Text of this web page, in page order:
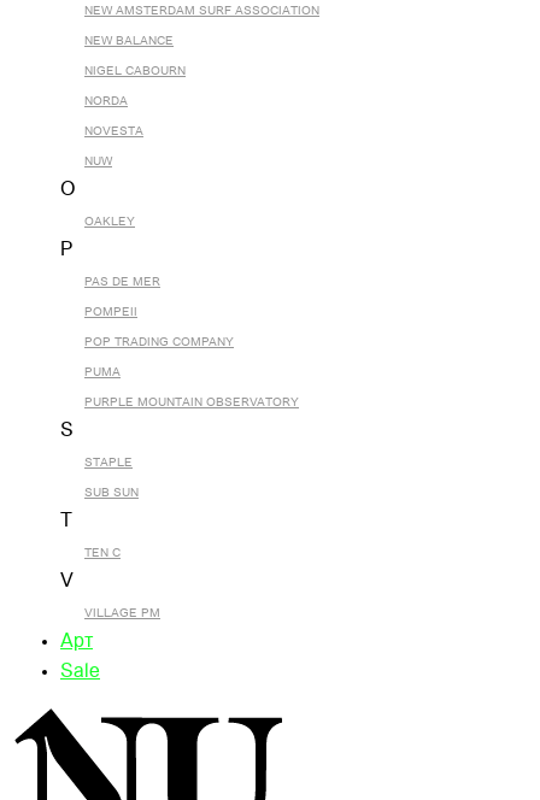
NEW AMSTERDAM SURF ASSOCIATION
NEW BALANCE
NIGEL CABOURN
NORDA
NOVESTA
NUW
O
OAKLEY
P
PAS DE MER
POMPEII
POP TRADING COMPANY
PUMA
PURPLE MOUNTAIN OBSERVATORY
S
STAPLE
SUB SUN
TEN C
V
VILLAGE PM
Арт
Sale